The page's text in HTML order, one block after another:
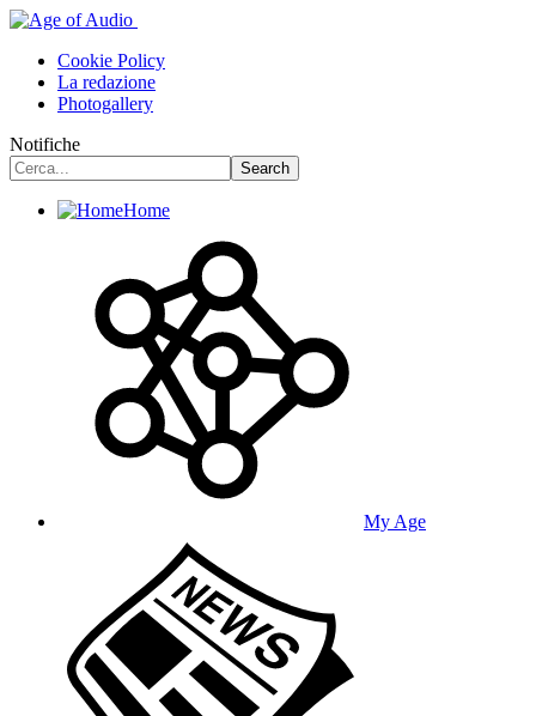
Cookie Policy
La redazione
Photogallery
Notifiche
Home
My Age